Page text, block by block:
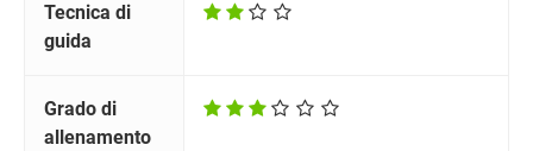
Tecnica di
guida
Grado di
allenamento